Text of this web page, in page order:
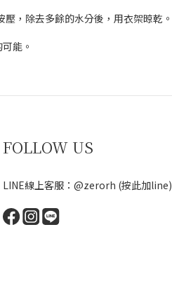
，除去多餘的水分後，用衣架晾乾。
能。
FOLLOW US
LINE線上客服：@zerorh (按此加line)